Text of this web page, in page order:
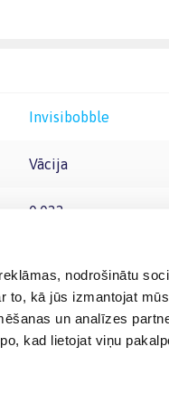
nodrošinātu
to, kā jūs izmantojat
un analīzes
kad lietojat viņu
Invisibobble
Vācija
0.022